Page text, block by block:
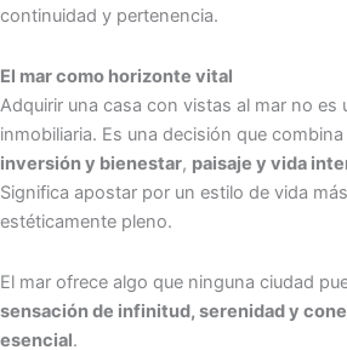
continuidad y pertenencia.
El mar como horizonte vital
Adquirir una casa con vistas al mar no es
inmobiliaria. Es una decisión que combina
inversión y bienestar, paisaje y vida
Significa apostar por un estilo de vida
estéticamente pleno.
El mar ofrece algo que ninguna ciudad
sensación de infinitud, serenidad y
esencial.